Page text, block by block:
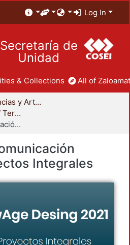
Log In
Secretaría de
Unidad
& Collections All of
División de Ciencias y Artes para el Diseño
Proyectos Integrales / Terminales - Licenciatura
Diseño de la Comunicación Gráfica - Proyectos Integrales
Integrales